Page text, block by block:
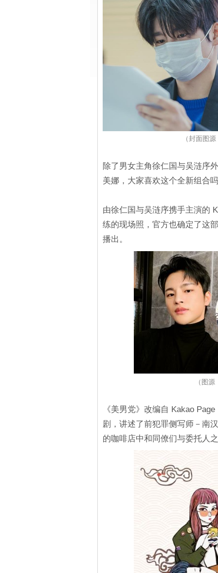
（封面图
除了男女主角徐仁国与吴涟序
美娜，大家喜欢这个全新组合
由徐仁国与吴涟序携手主演的
练的现场照，官方也确定了这
播出。
（图
《美男党》改编自 Kakao
剧，讲述了前犯罪侧写师－南
的咖啡店中和同僚们与委托人